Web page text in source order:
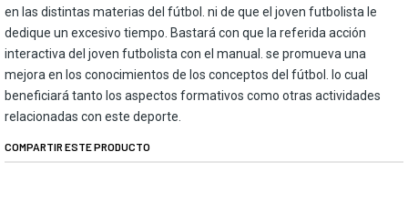
en las distintas materias del fútbol. ni de que el joven futbolista le
dedique un excesivo tiempo. Bastará con que la referida acción
interactiva del joven futbolista con el manual. se promueva una
mejora en los conocimientos de los conceptos del fútbol. lo cual
beneficiará tanto los aspectos formativos como otras actividades
relacionadas con este deporte.
COMPARTIR ESTE PRODUCTO